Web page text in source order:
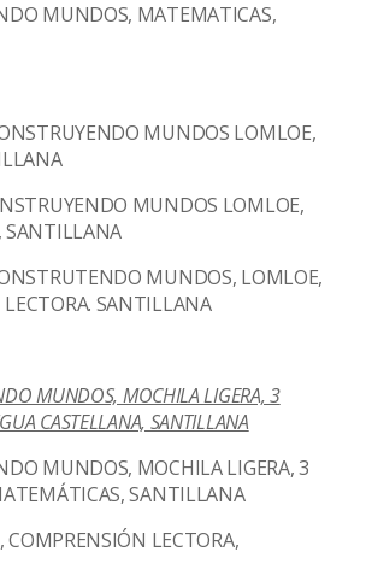
MUNDOS, MATEMATICAS,
MUNDOS LOMLOE,
MUNDOS LOMLOE,
SANTILLANA
MUNDOS, LOMLOE,
SANTILLANA
MUNDOS, MOCHILA LIGERA, 3
CASTELLANA, SANTILLANA
MUNDOS, MOCHILA LIGERA, 3
SANTILLANA
COMPRENSIÓN LECTORA,